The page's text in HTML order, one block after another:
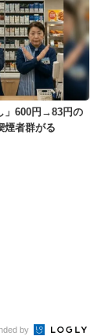
」600円→83円の
煙者群がる
by